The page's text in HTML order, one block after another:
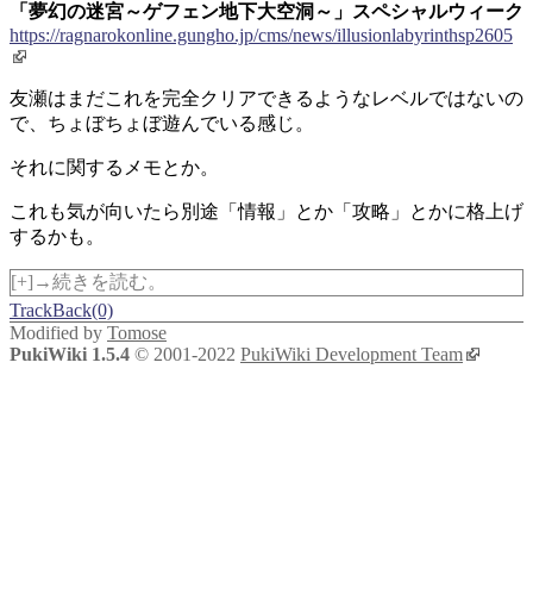
「夢幻の迷宮～ゲフェン地下大空洞～」スペシャルウィーク
https://ragnarokonline.gungho.jp/cms/news/illusionlabyrinthsp2605
友瀬はまだこれを完全クリアできるようなレベルではないの
で、ちょぼちょぼ遊んでいる感じ。
それに関するメモとか。
これも気が向いたら別途「情報」とか「攻略」とかに格上げ
するかも。
[+]→続きを読む。
TrackBack(0)
Modified by Tomose
PukiWiki 1.5.4 © 2001-2022 PukiWiki Development Team